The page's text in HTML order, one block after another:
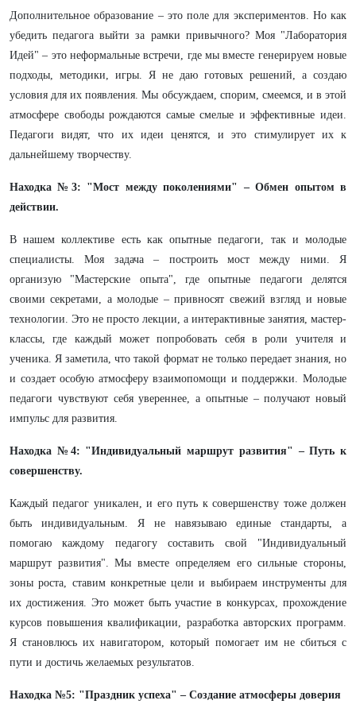
Дополнительное образование – это поле для экспериментов. Но как
убедить педагога выйти за рамки привычного? Моя "Лаборатория
Идей" – это неформальные встречи, где мы вместе генерируем новые
подходы, методики, игры. Я не даю готовых решений, а создаю
условия для их появления. Мы обсуждаем, спорим, смеемся, и в этой
атмосфере свободы рождаются самые смелые и эффективные идеи.
Педагоги видят, что их идеи ценятся, и это стимулирует их к
дальнейшему творчеству.
Находка №3: "Мост между поколениями" – Обмен опытом в
действии.
В нашем коллективе есть как опытные педагоги, так и молодые
специалисты. Моя задача – построить мост между ними. Я
организую "Мастерские опыта", где опытные педагоги делятся
своими секретами, а молодые – привносят свежий взгляд и новые
технологии. Это не просто лекции, а интерактивные занятия, мастер-
классы, где каждый может попробовать себя в роли учителя и
ученика. Я заметила, что такой формат не только передает знания, но
и создает особую атмосферу взаимопомощи и поддержки. Молодые
педагоги чувствуют себя увереннее, а опытные – получают новый
импульс для развития.
Находка №4: "Индивидуальный маршрут развития" – Путь к
совершенству.
Каждый педагог уникален, и его путь к совершенству тоже должен
быть индивидуальным. Я не навязываю единые стандарты, а
помогаю каждому педагогу составить свой "Индивидуальный
маршрут развития". Мы вместе определяем его сильные стороны,
зоны роста, ставим конкретные цели и выбираем инструменты для
их достижения. Это может быть участие в конкурсах, прохождение
курсов повышения квалификации, разработка авторских программ.
Я становлюсь их навигатором, который помогает им не сбиться с
пути и достичь желаемых результатов.
Находка №5: "Праздник успеха" – Создание атмосферы доверия